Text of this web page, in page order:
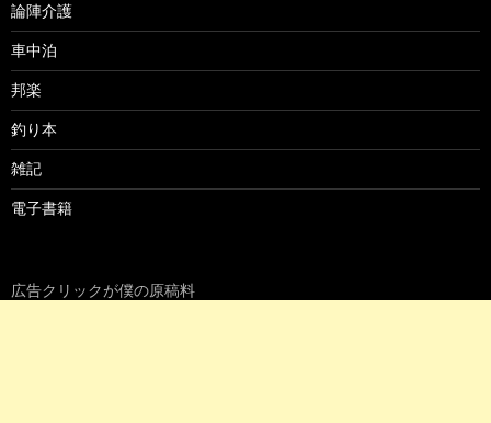
論陣介護
車中泊
邦楽
釣り本
雑記
電子書籍
広告クリックが僕の原稿料